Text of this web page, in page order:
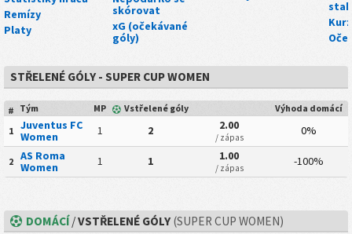
Remízy
Platy
skórovat
xG (očekávané
góly)
STŘELENÉ GÓLY - SUPER CUP WOMEN
# Tým MP Vstřelené góly
Výhoda domácí
1 Juventus FC
Women
1 2 2.00
/ zápas 0%
2 AS Roma
Women
1 1 1.00
/ zápas -100%
DOMÁCÍ /VSTŘELENÉ GÓLY(SUPER CUP WOMEN)